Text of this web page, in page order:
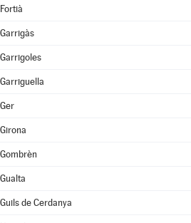
Fortià
Garrigàs
Garrigoles
Garriguella
Ger
Girona
Gombrèn
Gualta
Guils de Cerdanya